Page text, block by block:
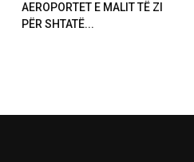
AEROPORTET E MALIT TË ZI
PËR SHTATË...